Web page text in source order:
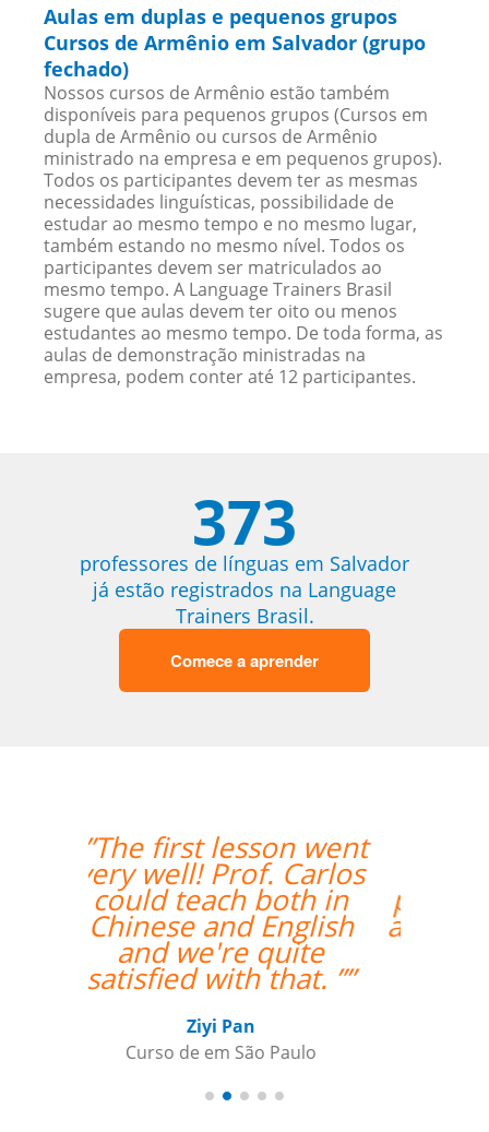
Aulas em duplas e pequenos grupos
Cursos de Armênio em Salvador (grupo
fechado)
Nossos cursos de Armênio estão também
disponíveis para pequenos grupos (Cursos em
dupla de Armênio ou cursos de Armênio
ministrado na empresa e em pequenos grupos).
Todos os participantes devem ter as mesmas
necessidades linguísticas, possibilidade de
estudar ao mesmo tempo e no mesmo lugar,
também estando no mesmo nível. Todos os
participantes devem ser matriculados ao
mesmo tempo. A Language Trainers Brasil
sugere que aulas devem ter oito ou menos
estudantes ao mesmo tempo. De toda forma, as
aulas de demonstração ministradas na
empresa, podem conter até 12 participantes.
373
professores de línguas em Salvador
já estão registrados na Language
Trainers Brasil.
Comece a aprender
“”As aulas foram
maravilhosas. O
professor foi ótimo e
atencioso e altamente
recomendado.””
Curso de Alemão em Chicago